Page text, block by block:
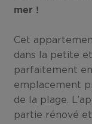
mer !
Cet
dans la petite
parfaitement
emplacement
de la plage.
partie rénové